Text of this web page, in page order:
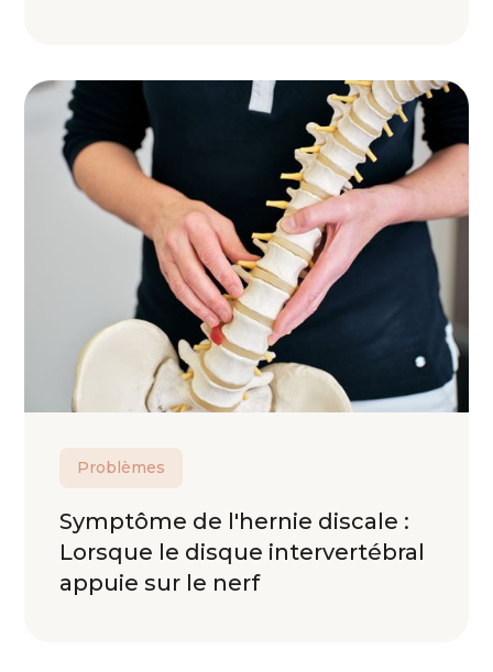
Problèmes
Symptôme de l'hernie discale :
Lorsque le disque intervertébral
appuie sur le nerf